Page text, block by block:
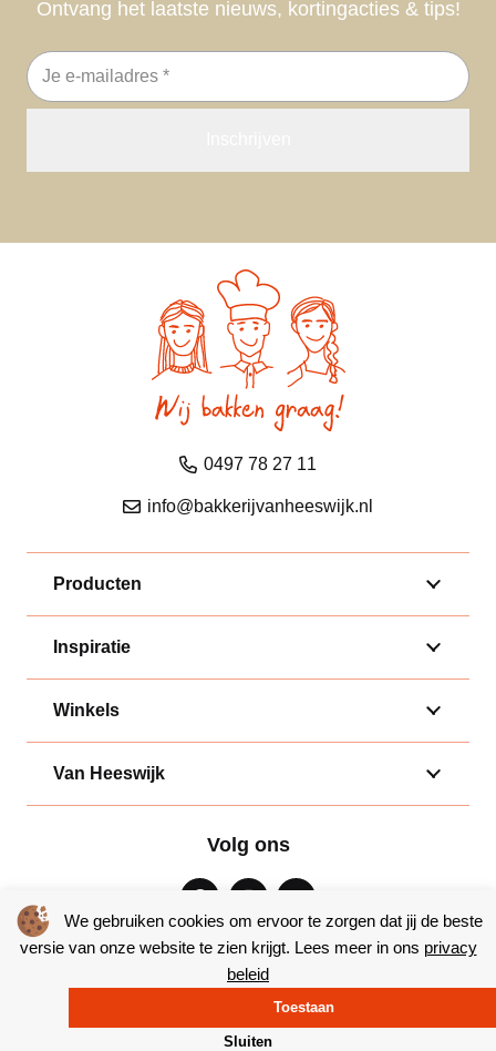
We gebruiken cookies om ervoor te zorgen dat jij de beste
versie van onze website te zien krijgt. Lees meer in ons privacy
beleid
Toestaan
Sluiten
Ontvang het laatste nieuws, kortingacties & tips!
E-
mailadres
0497 78 27 11
info@bakkerijvanheeswijk.nl
Producten
Inspiratie
Winkels
Van Heeswijk
Volg ons
© Copyright 2026 – Bakkerij van Heeswijk |Website door Yooker